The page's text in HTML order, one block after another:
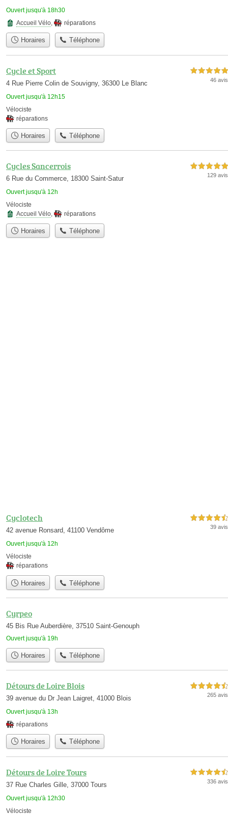
Ouvert jusqu'à 18h30
Accueil Vélo, réparations
Horaires Téléphone
Cycle et Sport
4 Rue Pierre Colin de Souvigny, 36300 Le Blanc
Ouvert jusqu'à 12h15
5,0 étoiles sur 5
46 avis
Vélociste
réparations
Horaires Téléphone
Cycles Sancerrois
6 Rue du Commerce, 18300 Saint-Satur
Ouvert jusqu'à 12h
5,0 étoiles sur 5
129 avis
Vélociste
Accueil Vélo, réparations
Horaires Téléphone
Cyclotech
42 avenue Ronsard, 41100 Vendôme
Ouvert jusqu'à 12h
4,5 étoiles sur 5
39 avis
Vélociste
réparations
Horaires Téléphone
Cyrpeo
45 Bis Rue Auberdière, 37510 Saint-Genouph
Ouvert jusqu'à 19h
Horaires Téléphone
Détours de Loire Blois
39 avenue du Dr Jean Laigret, 41000 Blois
Ouvert jusqu'à 13h
4,5 étoiles sur 5
265 avis
réparations
Horaires Téléphone
Détours de Loire Tours
37 Rue Charles Gille, 37000 Tours
Ouvert jusqu'à 12h30
4,5 étoiles sur 5
336 avis
Vélociste